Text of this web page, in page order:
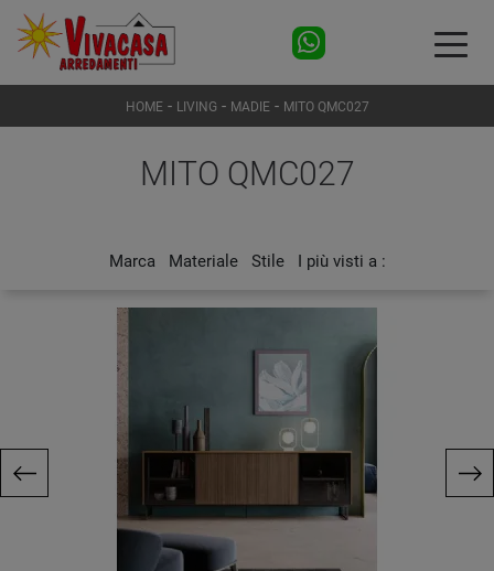
HOME- LIVING - MADIE - MITO QMC027
MITO QMC027
Marca Materiale Stile I più visti a :